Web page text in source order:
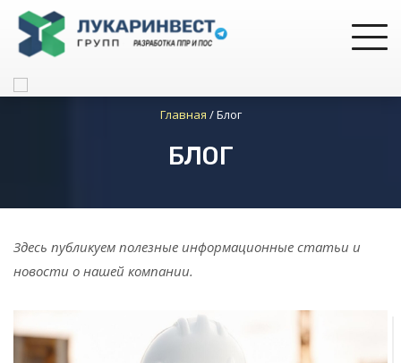
Главная /Блог
БЛОГ
Здесь публикуем полезные информационные статьи и
новости о нашей компании.